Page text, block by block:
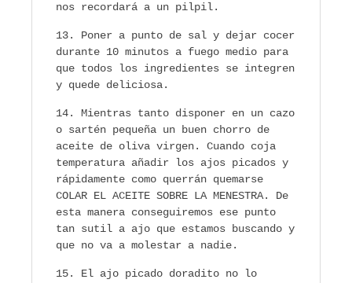
nos recordará a un pilpil.
Poner a punto de sal y dejar cocer
durante 10 minutos a fuego medio para
que todos los ingredientes se integren
y quede deliciosa.
Mientras tanto disponer en un cazo
o sartén pequeña un buen chorro de
aceite de oliva virgen. Cuando coja
temperatura añadir los ajos picados y
rápidamente como querrán quemarse
COLAR EL ACEITE SOBRE LA MENESTRA. De
esta manera conseguiremos ese punto
tan sutil a ajo que estamos buscando y
que no va a molestar a nadie.
El ajo picado doradito no lo